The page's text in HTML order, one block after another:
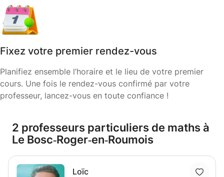
Fixez votre premier rendez-vous
Planifiez ensemble l’horaire et le lieu de votre premier
cours. Une fois le rendez-vous confirmé par votre
professeur, lancez-vous en toute confiance !
2 professeurs particuliers de maths à
Le Bosc‑Roger‑en‑Roumois
Loïc